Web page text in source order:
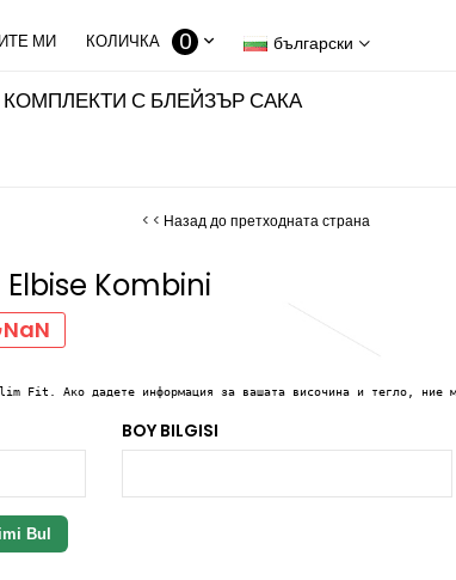
български
КОЛИЧКА 0
КОМПЛЕКТИ С БЛЕЙЗЪР САКА
< < Назад до претходната страна
Elbise Kombini
Fit. Ако дадете информация за вашата височина и тегло, ние
BOY BILGISI
Bul